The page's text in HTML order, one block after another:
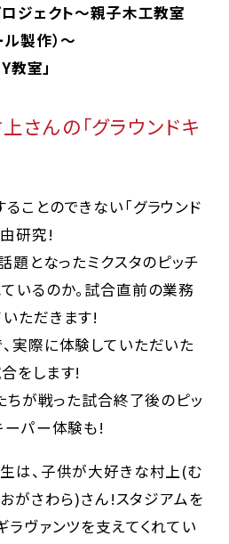
ジェクト～親子木工教室
ル製作）～
教室」
さんの「グラウンドキ
ことのできない「グラウンド
研究!
となったミクスタのピッチ
いるのか。試合直前の業務
ただきます!
実際に体験していただいた
をします!
が戦った試合終了後のピッ
ーパー体験も!
は、子供が大好きな村上(む
がさわら)さん!スタジアムを
ラヴァンツを支えてくれてい